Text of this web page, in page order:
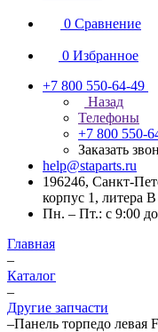
0 Сравнение
0 Избранное
+7 800 550-64-49
Назад
Телефоны
+7 800 550-
Заказать
help@staparts.ru
196246, Санкт-
корпус 1, литера В
Пн. – Пт.: с 9:00
Главная
–
Каталог
–
Другие запчасти
–Панель торпедо левая